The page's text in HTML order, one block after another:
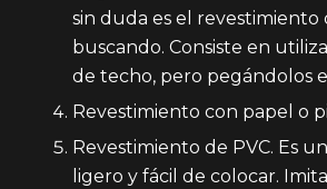
sin duda es el revestimiento
buscando. Consiste en
de techo, pero pegándolos
Revestimiento con papel o
Revestimiento de PVC. Es
ligero y fácil de colocar.